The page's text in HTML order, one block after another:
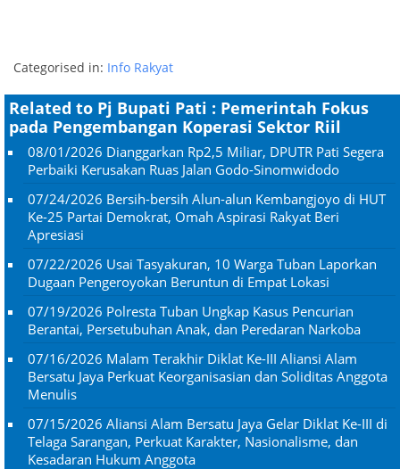
Categorised in: Info Rakyat
Related to Pj Bupati Pati : Pemerintah Fokus
pada Pengembangan Koperasi Sektor Riil
08/01/2026 Dianggarkan Rp2,5 Miliar, DPUTR Pati Segera
Perbaiki Kerusakan Ruas Jalan Godo-Sinomwidodo
07/24/2026 Bersih-bersih Alun-alun Kembangjoyo di HUT
Ke-25 Partai Demokrat, Omah Aspirasi Rakyat Beri
Apresiasi
07/22/2026 Usai Tasyakuran, 10 Warga Tuban Laporkan
Dugaan Pengeroyokan Beruntun di Empat Lokasi
07/19/2026 Polresta Tuban Ungkap Kasus Pencurian
Berantai, Persetubuhan Anak, dan Peredaran Narkoba
07/16/2026 Malam Terakhir Diklat Ke-III Aliansi Alam
Bersatu Jaya Perkuat Keorganisasian dan Soliditas Anggota
Menulis
07/15/2026 Aliansi Alam Bersatu Jaya Gelar Diklat Ke-III di
Telaga Sarangan, Perkuat Karakter, Nasionalisme, dan
Kesadaran Hukum Anggota